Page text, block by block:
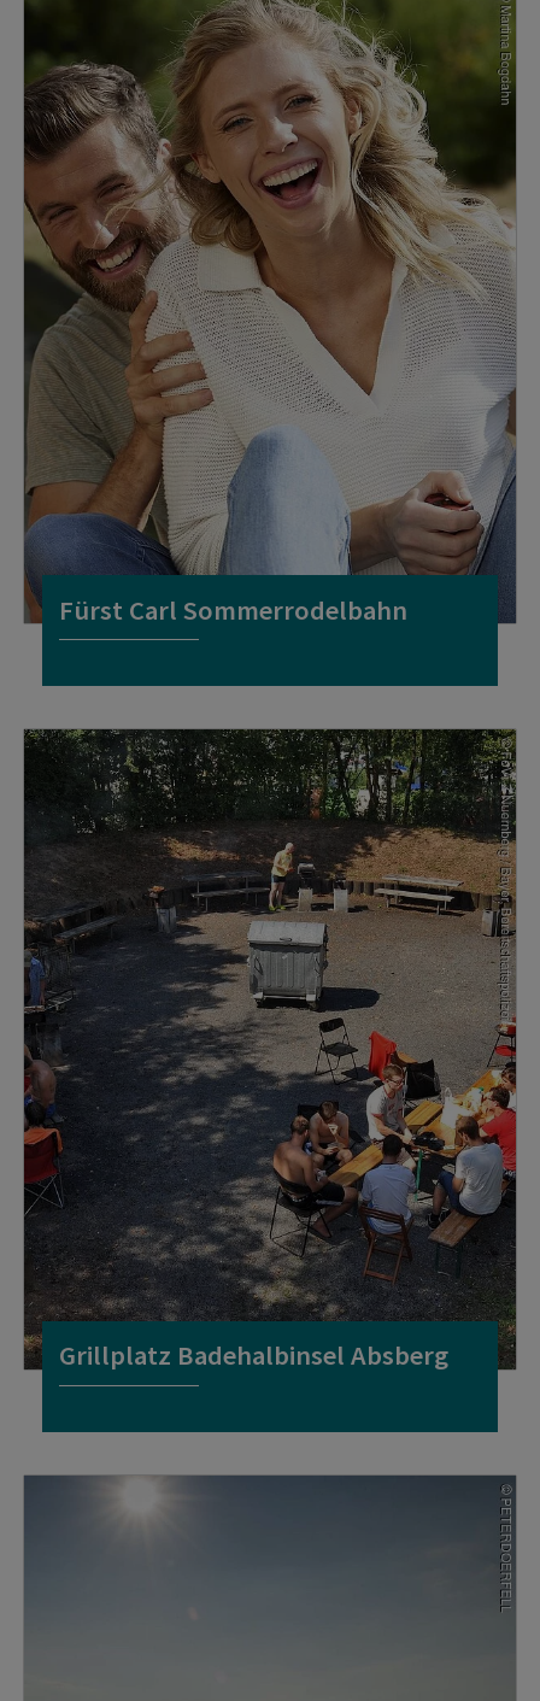
Fürst Carl Sommerrodelbahn
Grillplatz Badehalbinsel Absberg